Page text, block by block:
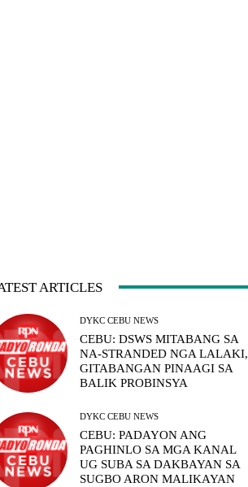
ARTICLES
DYKC CEBU NEWS
CEBU: DSWS MITABANG SA
NA-STRANDED NGA LALAKI,
GITABANGAN PINAAGI SA
BALIK PROBINSYA
DYKC CEBU NEWS
CEBU: PADAYON ANG
PAGHINLO SA MGA KANAL
UG SUBA SA DAKBAYAN SA
SUGBO ARON MALIKAYAN